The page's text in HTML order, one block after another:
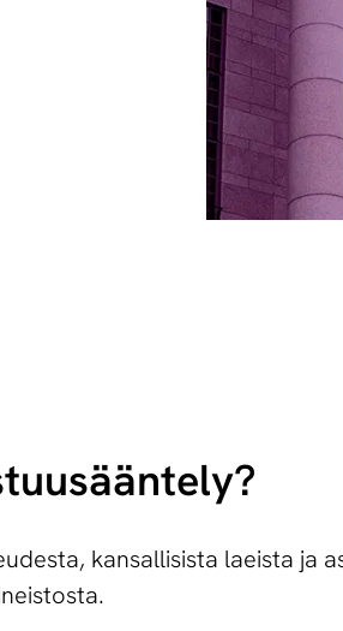
kansallisista laeista ja